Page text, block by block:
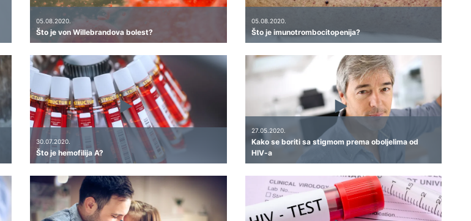
05.08.2020.
Što je von Willebrandova bolest?
05.08.2020.
Što je imunotrombocitopenija?
30.07.2020.
Što je hemofilija A?
27.05.2020.
Kako se boriti sa stigmom prema oboljelima od
HIV-a